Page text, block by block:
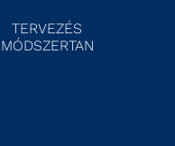
TERVEZÉS
MÓDSZERTAN